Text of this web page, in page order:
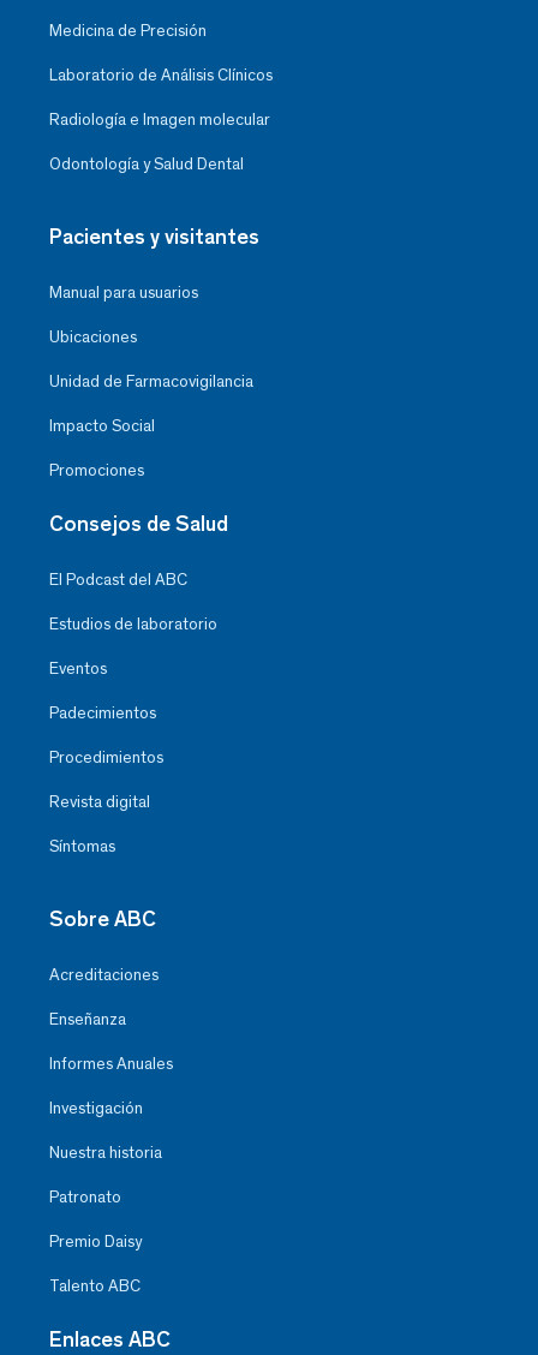
Medicina de Precisión
Laboratorio de Análisis Clínicos
Radiología e Imagen molecular
Odontología y Salud Dental
Pacientes y visitantes
Manual para usuarios
Ubicaciones
Unidad de Farmacovigilancia
Impacto Social
Promociones
Consejos de Salud
El Podcast del ABC
Estudios de laboratorio
Eventos
Padecimientos
Procedimientos
Revista digital
Síntomas
Sobre ABC
Acreditaciones
Enseñanza
Informes Anuales
Investigación
Nuestra historia
Patronato
Premio Daisy
Talento ABC
Enlaces ABC